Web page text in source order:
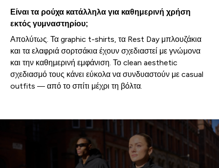
Είναι τα ρούχα κατάλληλα για καθημερινή χρήση
εκτός γυμναστηρίου;
Απολύτως. Τα graphic t-shirts, τα Rest Day μπλουζάκια
και τα ελαφριά σορτσάκια έχουν σχεδιαστεί με γνώμονα
και την καθημερινή εμφάνιση. Το clean aesthetic
σχεδιασμό τους κάνει εύκολα να συνδυαστούν με casual
outfits — από το σπίτι μέχρι τη βόλτα.